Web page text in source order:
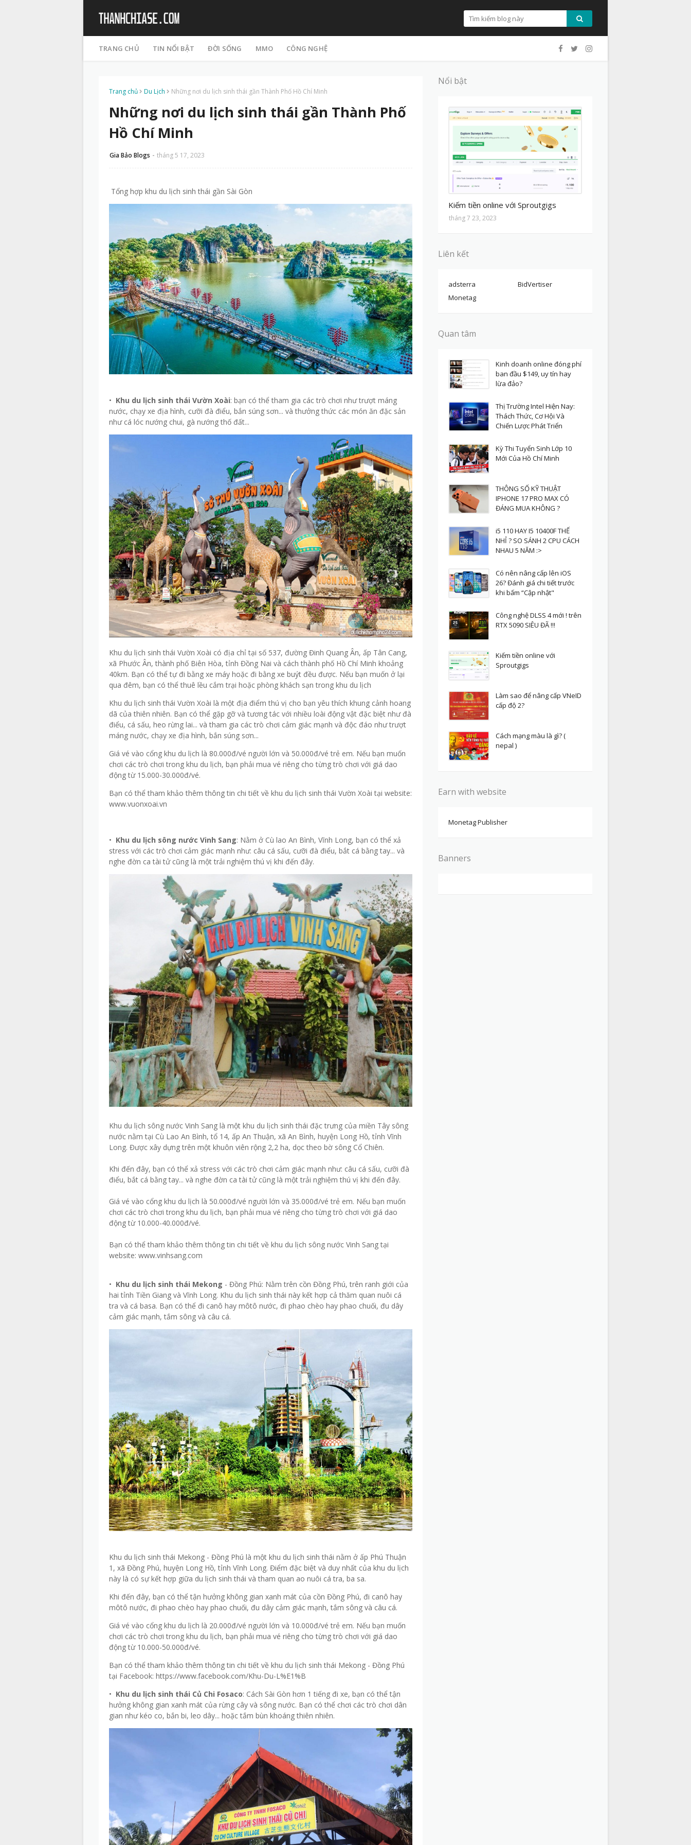
TRANG CHỦ TIN NỔI BẬT ĐỜI SỐNG MMO CÔNG NGHỆ
Trang chủ Du Lịch Những nơi du lịch sinh thái gần Thành Phố Hồ Chí Minh
Những nơi du lịch sinh thái gần Thành Phố
Hồ Chí Minh
Gia Bảo Blogs tháng 5 17, 2023
Tổng hợp khu du lịch sinh thái gần Sài Gòn
• Khu du lịch sinh thái Vườn Xoài: bạn có thể tham gia các trò chơi như trượt máng
nước, chạy xe địa hình, cưỡi đà điểu, bắn súng sơn... và thưởng thức các món ăn đặc sản
như cá lóc nướng chui, gà nướng thố đất...
Khu du lịch sinh thái Vườn Xoài có địa chỉ tại số 537, đường Đinh Quang Ân, ấp Tân Cang,
xã Phước Ân, thành phố Biên Hòa, tỉnh Đồng Nai và cách thành phố Hồ Chí Minh khoảng
40km. Bạn có thể tự đi bằng xe máy hoặc đi bằng xe buýt đều được. Nếu bạn muốn ở lại
qua đêm, bạn có thể thuê lều cắm trại hoặc phòng khách sạn trong khu du lịch
Khu du lịch sinh thái Vườn Xoài là một địa điểm thú vị cho bạn yêu thích khung cảnh hoang
dã của thiên nhiên. Bạn có thể gặp gỡ và tương tác với nhiều loài động vật đặc biệt như đà
điểu, cá sấu, heo rừng lai... và tham gia các trò chơi cảm giác mạnh và độc đáo như trượt
máng nước, chạy xe địa hình, bắn súng sơn...
Giá vé vào cổng khu du lịch là 80.000đ/vé người lớn và 50.000đ/vé trẻ em. Nếu bạn muốn
chơi các trò chơi trong khu du lịch, bạn phải mua vé riêng cho từng trò chơi với giá dao
động từ 15.000-30.000đ/vé.
Bạn có thể tham khảo thêm thông tin chi tiết về khu du lịch sinh thái Vườn Xoài tại website:
www.vuonxoai.vn
• Khu du lịch sông nước Vinh Sang: Nằm ở Cù lao An Bình, Vĩnh Long, bạn có thể xả
stress với các trò chơi cảm giác mạnh như: câu cá sấu, cưỡi đà điểu, bắt cá bằng tay... và
nghe đờn ca tài tử cũng là một trải nghiệm thú vị khi đến đây.
Khu du lịch sông nước Vinh Sang là một khu du lịch sinh thái đặc trưng của miền Tây sông
nước nằm tại Cù Lao An Bình, tổ 14, ấp An Thuận, xã An Bình, huyện Long Hồ, tỉnh Vĩnh
Long. Được xây dựng trên một khuôn viên rộng 2,2 ha, dọc theo bờ sông Cổ Chiên.
Khi đến đây, bạn có thể xả stress với các trò chơi cảm giác mạnh như: câu cá sấu, cưỡi đà
điểu, bắt cá bằng tay... và nghe đờn ca tài tử cũng là một trải nghiệm thú vị khi đến đây.
Giá vé vào cổng khu du lịch là 50.000đ/vé người lớn và 35.000đ/vé trẻ em. Nếu bạn muốn
chơi các trò chơi trong khu du lịch, bạn phải mua vé riêng cho từng trò chơi với giá dao
động từ 10.000-40.000đ/vé.
Bạn có thể tham khảo thêm thông tin chi tiết về khu du lịch sông nước Vinh Sang tại
website: www.vinhsang.com
• Khu du lịch sinh thái Mekong - Đồng Phú: Nằm trên cồn Đồng Phú, trên ranh giới của
hai tỉnh Tiền Giang và Vĩnh Long. Khu du lịch sinh thái này kết hợp cả thăm quan nuôi cá
tra và cá basa. Bạn có thể đi canô hay môtô nước, đi phao chèo hay phao chuối, đu dây
cảm giác mạnh, tắm sông và câu cá.
Khu du lịch sinh thái Mekong - Đồng Phú là một khu du lịch sinh thái nằm ở ấp Phú Thuận
1, xã Đồng Phú, huyện Long Hồ, tỉnh Vĩnh Long. Điểm đặc biệt và duy nhất của khu du lịch
này là có sự kết hợp giữa du lịch sinh thái và tham quan ao nuôi cá tra, ba sa.
Khi đến đây, bạn có thể tận hưởng không gian xanh mát của cồn Đồng Phú, đi canô hay
môtô nước, đi phao chèo hay phao chuối, đu dây cảm giác mạnh, tắm sông và câu cá.
Giá vé vào cổng khu du lịch là 20.000đ/vé người lớn và 10.000đ/vé trẻ em. Nếu bạn muốn
chơi các trò chơi trong khu du lịch, bạn phải mua vé riêng cho từng trò chơi với giá dao
động từ 10.000-50.000đ/vé.
Bạn có thể tham khảo thêm thông tin chi tiết về khu du lịch sinh thái Mekong - Đồng Phú
tại Facebook: https://www.facebook.com/Khu-Du-L%E1%B
• Khu du lịch sinh thái Củ Chi Fosaco: Cách Sài Gòn hơn 1 tiếng đi xe, bạn có thể tận
hưởng không gian xanh mát của rừng cây và sông nước. Bạn có thể chơi các trò chơi dân
gian như kéo co, bắn bi, leo dây... hoặc tắm bùn khoáng thiên nhiên.
Nổi bật
Kiếm tiền online với Sproutgigs
tháng 7 23, 2023
Liên kết
adsterra
BidVertiser
Monetag
Quan tâm
Kinh doanh online đóng phí
ban đầu $149, uy tín hay
lừa đảo?
Thị Trường Intel Hiện Nay:
Thách Thức, Cơ Hội Và
Chiến Lược Phát Triển
Kỳ Thi Tuyển Sinh Lớp 10
Mới Của Hồ Chí Minh
THÔNG SỐ KỸ THUẬT
IPHONE 17 PRO MAX CÓ
ĐÁNG MUA KHÔNG ?
i5 110 HAY I5 10400F THẾ
NHỈ ? SO SÁNH 2 CPU CÁCH
NHAU 5 NĂM :>
Có nên nâng cấp lên iOS
26? Đánh giá chi tiết trước
khi bấm “Cập nhật"
Công nghệ DLSS 4 mới ! trên
RTX 5090 SIÊU ĐÃ !!!
Kiếm tiền online với
Sproutgigs
Làm sao để nâng cấp VNeID
cấp độ 2?
Cách mạng màu là gì? (
nepal )
Earn with website
Monetag Publisher
Banners